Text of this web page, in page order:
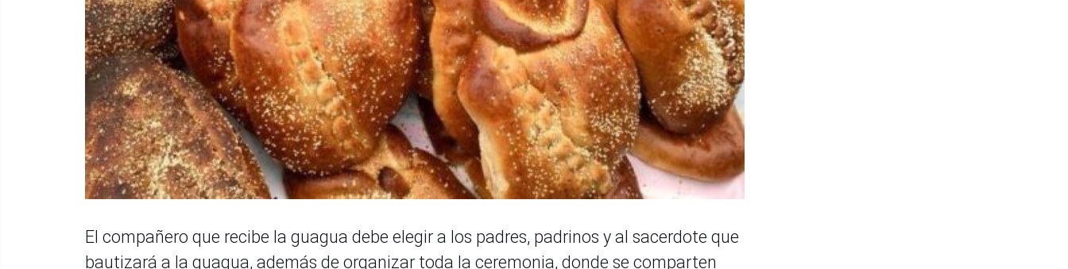
El compañero que recibe la guagua debe elegir a los padres, padrinos y al sacerdote que
bautizará a la guagua, además de organizar toda la ceremonia, donde se comparten